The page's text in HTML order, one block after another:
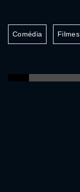
Comédia Filmes